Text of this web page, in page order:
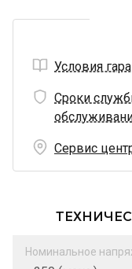
Условия
Сроки
Сервис
Номинальное